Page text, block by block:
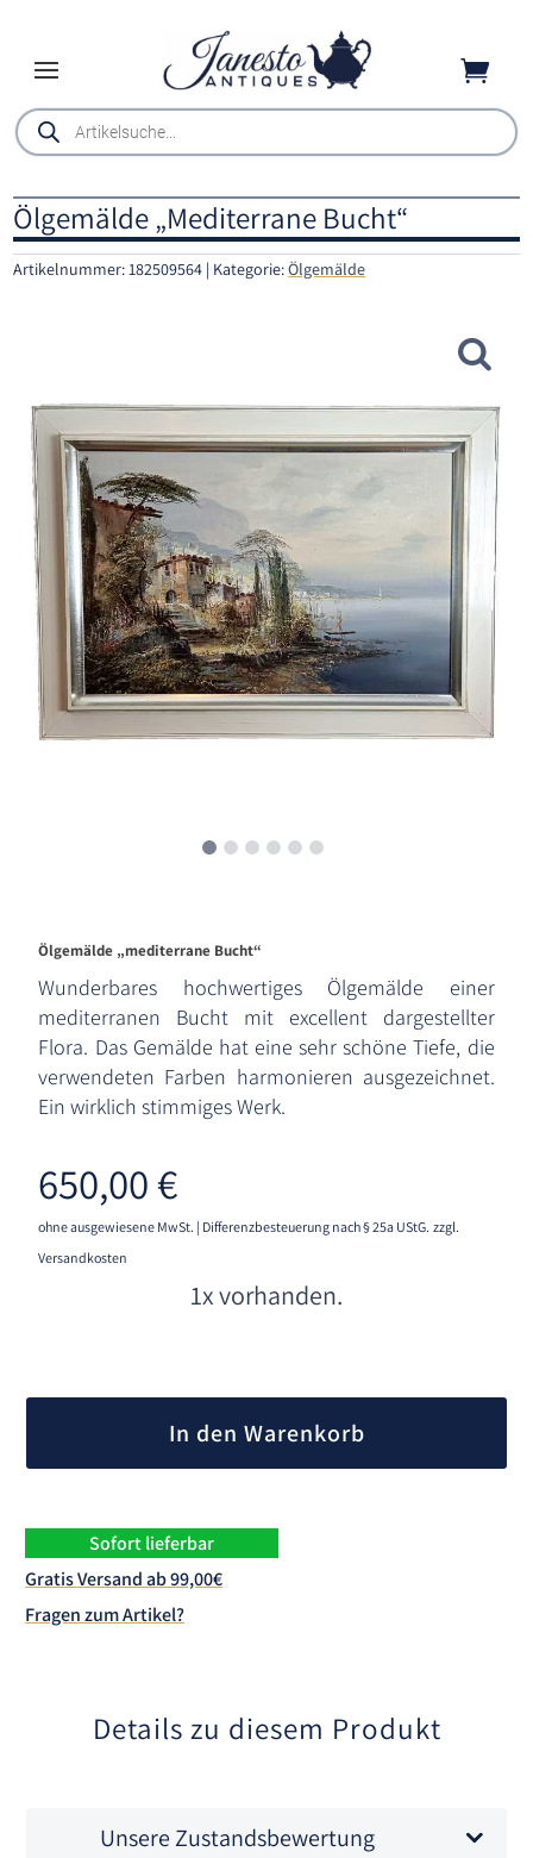

Products
search
Ölgemälde „Mediterrane Bucht“
Artikelnummer:182509564 Kategorie:Ölgemälde
Ölgemälde „mediterrane Bucht“
Wunderbares hochwertiges Ölgemälde einer
mediterranen Bucht mit excellent dargestellter
Flora. Das Gemälde hat eine sehr schöne Tiefe, die
verwendeten Farben harmonieren ausgezeichnet.
Ein wirklich stimmiges Werk.
650,00€
ohne ausgewiesene MwSt. | Differenzbesteuerung nach § 25a UStG. zzgl.
Versandkosten
1x vorhanden.
In den Warenkorb
Sofort lieferbar
Gratis Versand ab 99,00€
Fragen zum Artikel?
Details zu diesem Produkt
Unsere Zustandsbewertung